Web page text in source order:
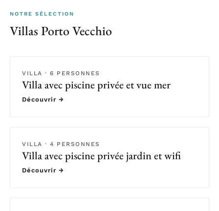
NOTRE SÉLECTION
Villas Porto Vecchio
VILLA · 6 PERSONNES
Villa avec piscine privée et vue mer
Découvrir →
VILLA · 4 PERSONNES
Villa avec piscine privée jardin et wifi
Découvrir →